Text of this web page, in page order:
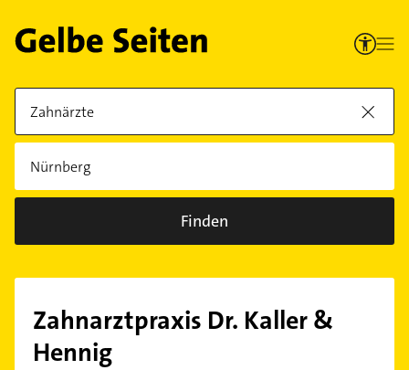
Finden
Zahnarztpraxis Dr. Kaller &
Hennig